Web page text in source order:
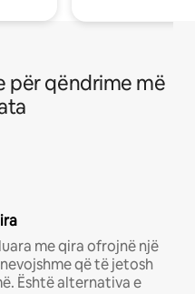
për qëndrime më
me qira ofrojnë një
që të jetosh
Është alternativa e